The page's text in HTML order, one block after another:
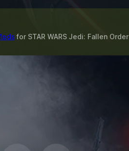
for STAR WARS Jedi: Fallen Order